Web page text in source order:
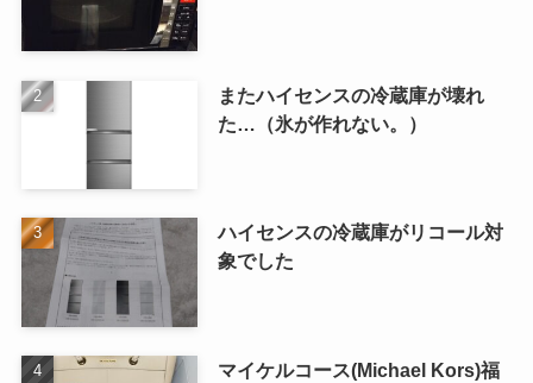
またハイセンスの冷蔵庫が壊れ
た…（氷が作れない。）
ハイセンスの冷蔵庫がリコール対
象でした
マイケルコース(Michael Kors)福